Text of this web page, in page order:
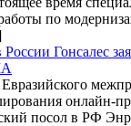
по
Гонсалес
онлайн-
посол в РФ